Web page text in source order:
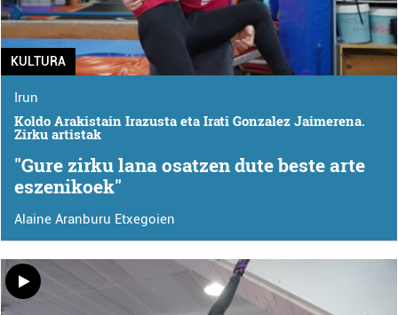
KULTURA
Irun
Koldo Arakistain Irazusta eta Irati Gonzalez Jaimerena.
Zirku artistak
"Gure zirku lana osatzen dute beste arte
eszenikoek"
Alaine Aranburu Etxegoien